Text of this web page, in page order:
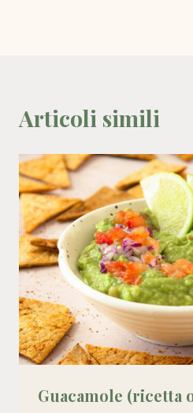
Articoli simili
Guacamole (ricetta